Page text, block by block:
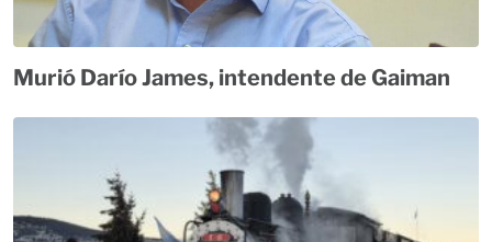
Murió Darío James, intendente de Gaiman